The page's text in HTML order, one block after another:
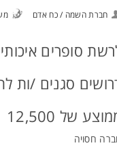
חברת השמה / כח אדם
סופרים
סגנים /ות
של 12,500
חסויה